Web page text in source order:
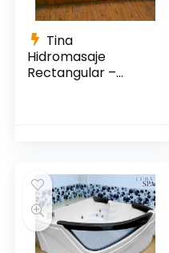
Tina
Hidromasaje
Rectangular –